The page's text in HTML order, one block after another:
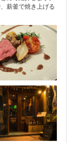
薪釜で焼き上げる